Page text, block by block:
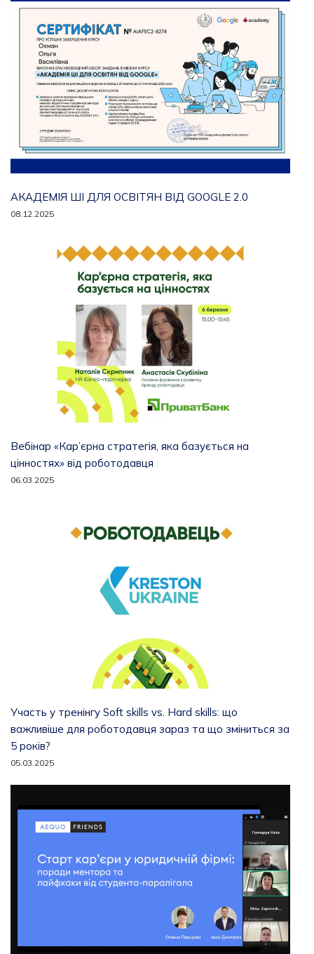
АКАДЕМІЯ ШІ ДЛЯ ОСВІТЯН ВІД GOOGLE 2.0
08.12.2025
Вебінар «Кар’єрна стратегія, яка базується на
цінностях» від роботодавця
06.03.2025
Участь у тренінгу Soft skills vs. Hard skills: що
важливіше для роботодавця зараз та що зміниться за
5 років?
05.03.2025